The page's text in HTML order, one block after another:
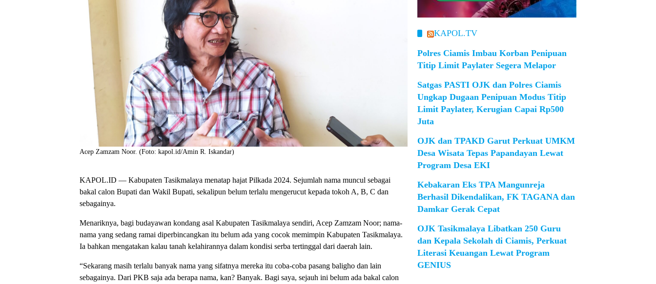
Acep Zamzam Noor. (Foto: kapol.id/Amin R. Iskandar)
KAPOL.ID — Kabupaten Tasikmalaya menatap hajat Pilkada 2024. Sejumlah nama muncul sebagai
bakal calon Bupati dan Wakil Bupati, sekalipun belum terlalu mengerucut kepada tokoh A, B, C dan
sebagainya.
Menariknya, bagi budayawan kondang asal Kabupaten Tasikmalaya sendiri, Acep Zamzam Noor; nama-
nama yang sedang ramai diperbincangkan itu belum ada yang cocok memimpin Kabupaten Tasikmalaya.
Ia bahkan mengatakan kalau tanah kelahirannya dalam kondisi serba tertinggal dari daerah lain.
“Sekarang masih terlalu banyak nama yang sifatnya mereka itu coba-coba pasang baligho dan lain
sebagainya. Dari PKB saja ada berapa nama, kan? Banyak. Bagi saya, sejauh ini belum ada bakal calon
KAPOL.TV
Polres Ciamis Imbau Korban Penipuan
Titip Limit Paylater Segera Melapor
Satgas PASTI OJK dan Polres Ciamis
Ungkap Dugaan Penipuan Modus Titip
Limit Paylater, Kerugian Capai Rp500
Juta
OJK dan TPAKD Garut Perkuat UMKM
Desa Wisata Tepas Papandayan Lewat
Program Desa EKI
Kebakaran Eks TPA Mangunreja
Berhasil Dikendalikan, FK TAGANA dan
Damkar Gerak Cepat
OJK Tasikmalaya Libatkan 250 Guru
dan Kepala Sekolah di Ciamis, Perkuat
Literasi Keuangan Lewat Program
GENIUS